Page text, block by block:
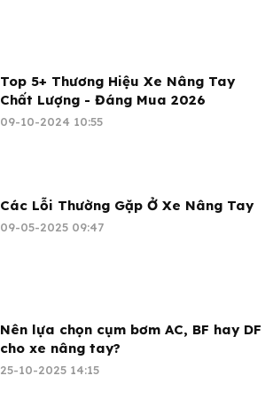
Top 5+ Thương Hiệu Xe Nâng Tay
Chất Lượng - Đáng Mua 2026
09-10-2024 10:55
Các Lỗi Thường Gặp Ở Xe Nâng Tay
09-05-2025 09:47
Nên lựa chọn cụm bơm AC, BF hay DF
cho xe nâng tay?
25-10-2025 14:15